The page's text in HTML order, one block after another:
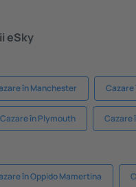
eSky
în Manchester Cazare
Cazare în Plymouth Cazare
în Oppido Mamertina